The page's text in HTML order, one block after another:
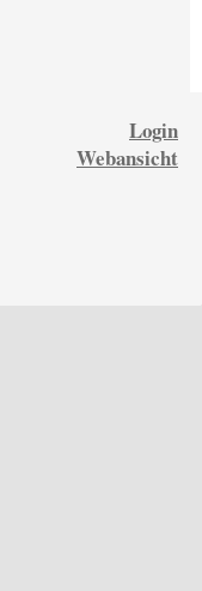
Login
Webansicht